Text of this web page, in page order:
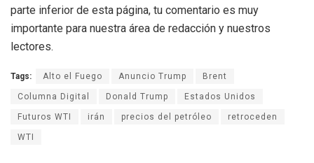
parte inferior de esta página, tu comentario es muy
importante para nuestra área de redacción y nuestros
lectores.
Tags: Alto el Fuego Anuncio Trump Brent
Columna Digital Donald Trump Estados Unidos
Futuros WTI irán precios del petróleo retroceden
WTI